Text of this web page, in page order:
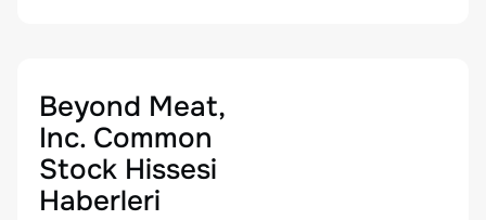
Beyond Meat,
Inc. Common
Stock Hissesi
Haberleri